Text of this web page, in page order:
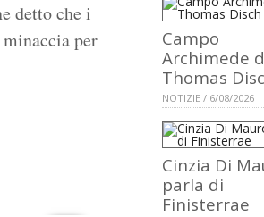
detto che i
per
Campo
Archimede
Thomas
NOTIZIE / 6/08/2026
Cinzia Di
parla di
Finisterrae